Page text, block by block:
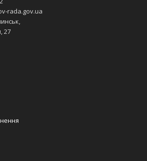
rada.gov.ua
27